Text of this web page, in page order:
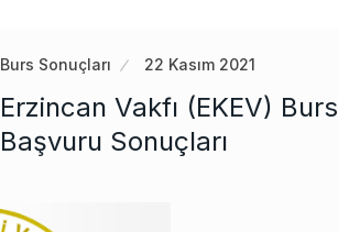
Burs Sonuçları 22 Kasım 2021
Erzincan Vakfı (EKEV) Burs
Başvuru Sonuçları